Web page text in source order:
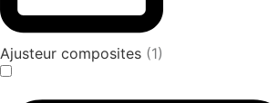
Ajusteur composites (1)